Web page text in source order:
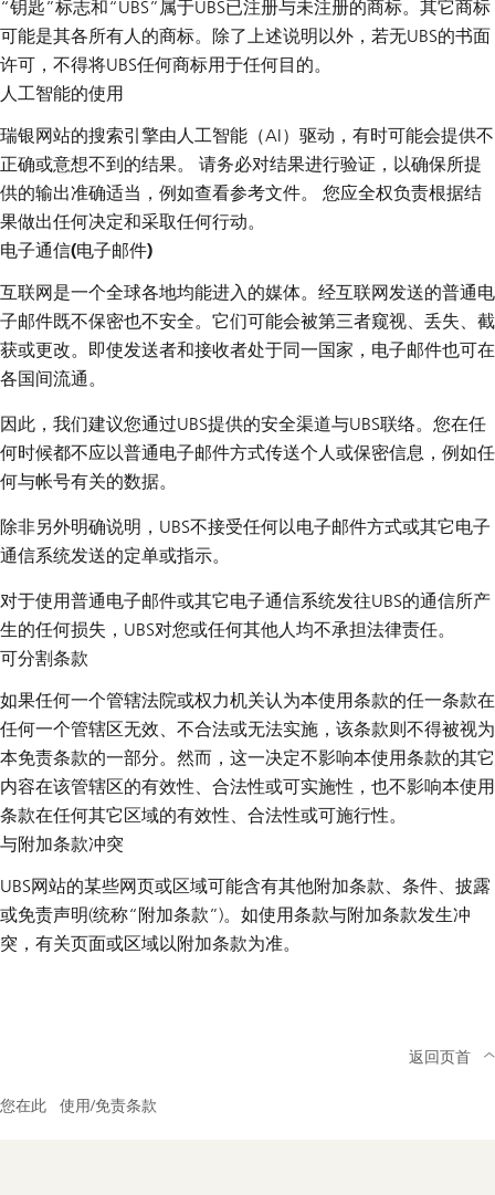
“钥匙”标志和“UBS”属于UBS已注册与未注册的商标。其它商标
可能是其各所有人的商标。除了上述说明以外，若无UBS的书面
许可，不得将UBS任何商标用于任何目的。
人工智能的使用
瑞银网站的搜索引擎由人工智能（AI）驱动，有时可能会提供不
正确或意想不到的结果。 请务必对结果进行验证，以确保所提
供的输出准确适当，例如查看参考文件。 您应全权负责根据结
果做出任何决定和采取任何行动。
电子通信(电子邮件)
互联网是一个全球各地均能进入的媒体。经互联网发送的普通电
子邮件既不保密也不安全。它们可能会被第三者窥视、丢失、截
获或更改。即使发送者和接收者处于同一国家，电子邮件也可在
各国间流通。
因此，我们建议您通过UBS提供的安全渠道与UBS联络。您在任
何时候都不应以普通电子邮件方式传送个人或保密信息，例如任
何与帐号有关的数据。
除非另外明确说明，UBS不接受任何以电子邮件方式或其它电子
通信系统发送的定单或指示。
对于使用普通电子邮件或其它电子通信系统发往UBS的通信所产
生的任何损失，UBS对您或任何其他人均不承担法律责任。
可分割条款
如果任何一个管辖法院或权力机关认为本使用条款的任一条款在
任何一个管辖区无效、不合法或无法实施，该条款则不得被视为
本免责条款的一部分。然而，这一决定不影响本使用条款的其它
内容在该管辖区的有效性、合法性或可实施性，也不影响本使用
条款在任何其它区域的有效性、合法性或可施行性。
与附加条款冲突
UBS网站的某些网页或区域可能含有其他附加条款、条件、披露
或免责声明(统称“附加条款”)。如使用条款与附加条款发生冲
突，有关页面或区域以附加条款为准。
您在此 使用/免责条款
返回页首